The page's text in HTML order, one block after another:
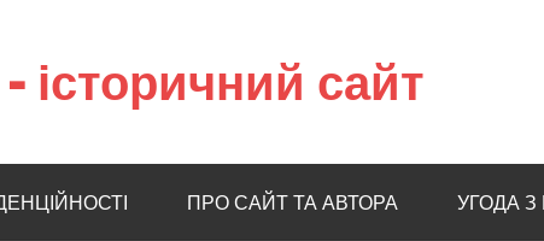
історичний сайт
ПРО САЙТ ТА АВТОРА УГОДА